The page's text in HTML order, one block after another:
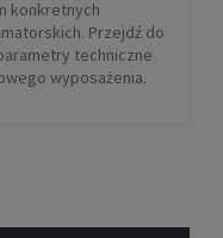
konkretnych
Przejdź do
techniczne
wyposażenia.